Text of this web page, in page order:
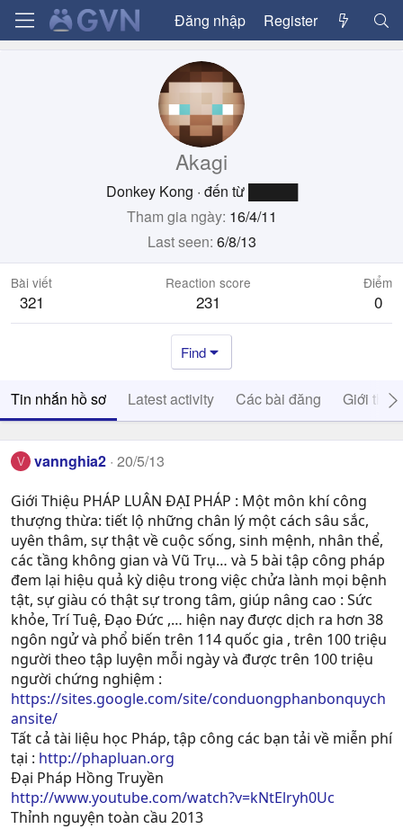
Đăng nhập Register
Akagi
Donkey Kong · đến từ
Tham gia ngày 16/4/11
Last seen 6/8/13
Bài viết
321
Reaction score
231
Điểm
0
Find
Tin nhắn hồ sơ Latest activity Các bài đăng Giới thiệu
V vannghia2 20/5/13
Giới Thiệu PHÁP LUÂN ĐẠI PHÁP : Một môn khí công
thượng thừa: tiết lộ những chân lý một cách sâu sắc,
uyên thâm, sự thật về cuộc sống, sinh mệnh, nhân thể,
các tầng không gian và Vũ Trụ… và 5 bài tập công pháp
đem lại hiệu quả kỳ diệu trong việc chửa lành mọi bệnh
tật, sự giàu có thật sự trong tâm, giúp nâng cao : Sức
khỏe, Trí Tuệ, Ðạo Ðức ,… hiện nay được dịch ra hơn 38
ngôn ngử và phổ biến trên 114 quốc gia , trên 100 triệu
người theo tập luyện mỗi ngày và được trên 100 triệu
người chứng nghiệm :
https://sites.google.com/site/conduongphanbonquych
ansite/
Tất cả tài liệu học Pháp, tập công các bạn tải về miễn phí
tại : http://phapluan.org
Đại Pháp Hồng Truyền
http://www.youtube.com/watch?v=kNtElryh0Uc
Thỉnh nguyện toàn cầu 2013